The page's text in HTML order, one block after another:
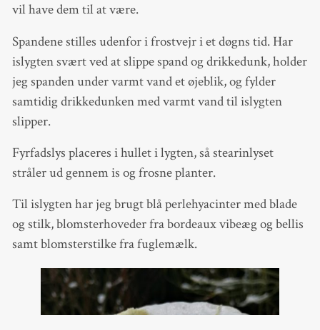
vil have dem til at være.
Spandene stilles udenfor i frostvejr i et døgns tid. Har
islygten svært ved at slippe spand og drikkedunk, holder
jeg spanden under varmt vand et øjeblik, og fylder
samtidig drikkedunken med varmt vand til islygten
slipper.
Fyrfadslys placeres i hullet i lygten, så stearinlyset
stråler ud gennem is og frosne planter.
Til islygten har jeg brugt blå perlehyacinter med blade
og stilk, blomsterhoveder fra bordeaux vibeæg og bellis
samt blomsterstilke fra fuglemælk.